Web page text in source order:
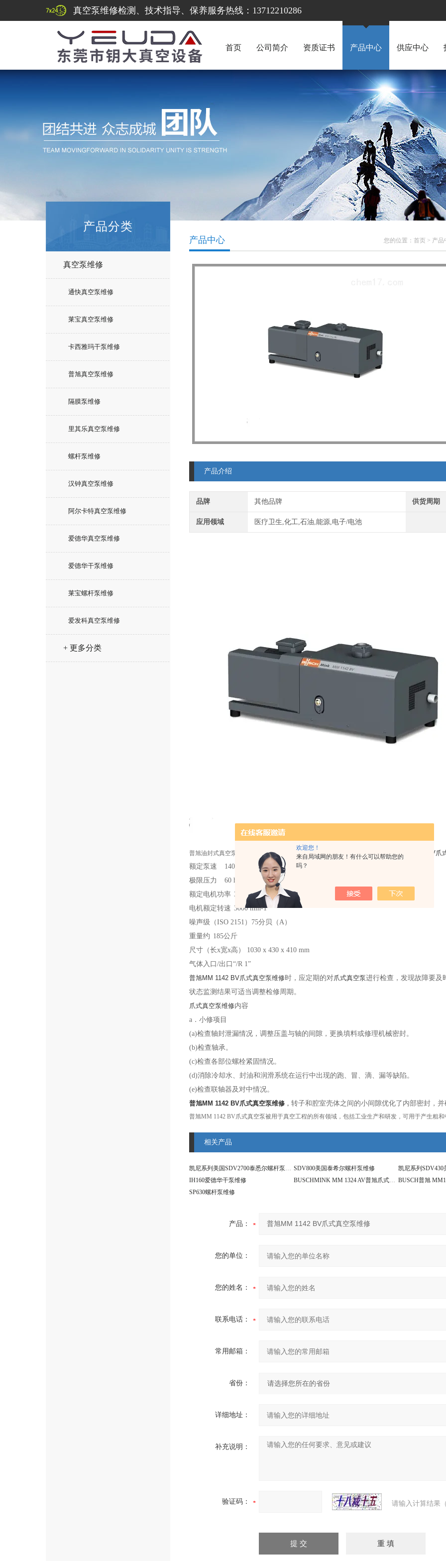
欢迎您！
来自局域网的朋友！有什么可以帮助您的
吗？
真空泵维修检测、技术指导、保养服务热线：13712210286
首页 公司简介 资质证书 产品中心 供应中心
产品分类
真空泵维修
通快真空泵维修
莱宝真空泵维修
卡西雅玛干泵维修
普旭真空泵维修
隔膜泵维修
里其乐真空泵维修
螺杆泵维修
汉钟真空泵维修
阿尔卡特真空泵维修
爱德华真空泵维修
爱德华干泵维修
莱宝螺杆泵维修
爱发科真空泵维修
+ 更多分类
您的位置： 首页 > 产品
产品中心
产品介绍
品牌 其他品牌 供货周期
应用领域 医疗卫生,化工,石油,能源,电子/电池
普旭油封式真空泵维修，提供一站式真空泵维修保养服务。保固期长，零返修。MM 1142 BV爪
额定泵速
140 m 3/h
极限压力
60 hPa（mbar）
额定电机功率 3.5千瓦
电机额定转速 3000 min-1
噪声级（ISO 2151） 75分贝（A）
重量约 185公斤
尺寸（长x宽x高） 1030 x 430 x 410 mm
气体入口/出口“/R 1”
普旭MM 1142 BV爪式真空泵维修时，应定期的对爪式真空泵进行检查，发现故障要及
状态监测结果可适当调整检修周期。
爪式真空泵维修内容
a．小修项目
(a)检查轴封泄漏情况，调整压盖与轴的间隙，更换填料或修理机械密封。
(b)检查轴承。
(c)检查各部位螺栓紧固情况。
(d)消除冷却水、封油和润滑系统在运行中出现的跑、冒、滴、漏等缺陷。
(e)检查联轴器及对中情况。
普旭MM 1142 BV爪式真空泵维修 ， 转子和腔室壳体之间的小间隙优化了内部密封，
普旭MM 1142 BV爪式真空泵被用于真空工程的所有领域，包括工业生产和研发，可用于产生粗
相关产品
凯尼系列美国SDV2700泰悉尔螺杆泵维修 SDV800美国泰希尔螺杆泵维修
IH160爱德华干泵维修
BUSCHMINK MM 1324 AV普旭爪式真空泵维修
SP630螺杆泵维修
产品：
您的单位：
您的姓名：
联系电话：
常用邮箱：
省份：
详细地址：
补充说明：
验证码： 请输入计算结果